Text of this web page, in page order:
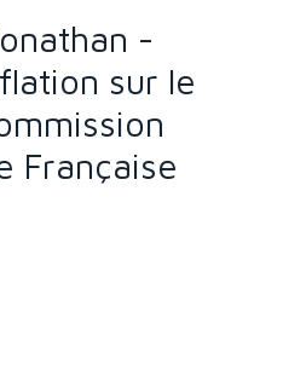
-
sur le
Française